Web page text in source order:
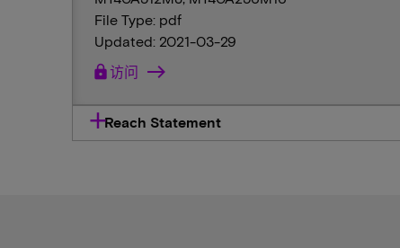
File Type: pdf
Updated: 2021-03-29
lock访问
Reach Statement